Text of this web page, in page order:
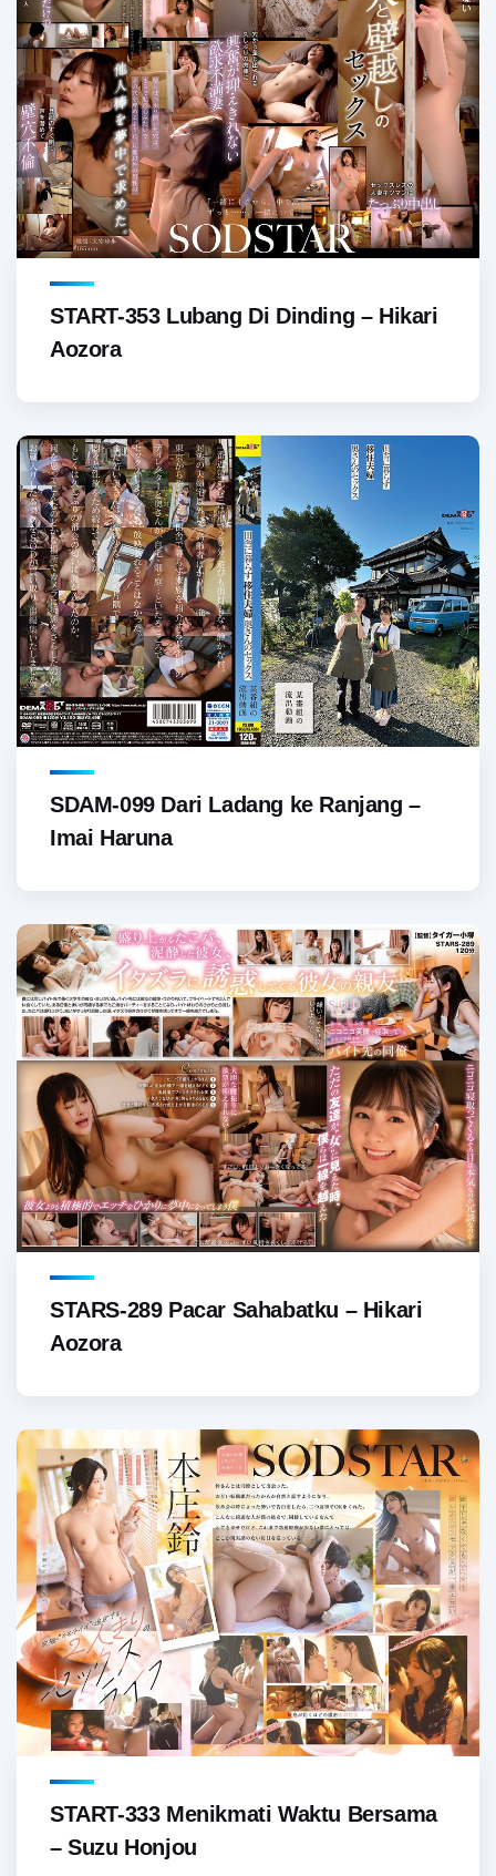
START-353 Lubang Di Dinding – Hikari
Aozora
SDAM-099 Dari Ladang ke Ranjang –
Imai Haruna
STARS-289 Pacar Sahabatku – Hikari
Aozora
START-333 Menikmati Waktu Bersama
– Suzu Honjou